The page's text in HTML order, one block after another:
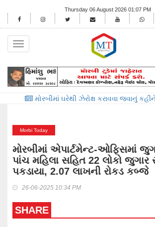
Thursday 06 August 2026 01:07 PM
Toggle
navigation
મોરબીમાં ઘરેથી ઝેરોક્ષ કરાવવા જવાનું કહીને
Morbi Today
મોરબીમાં એપાર્ટમેન્ટ-ઓફિસમાં
પાંચ મહિલા સહિત 22 લોકો જુગાર
પકડાયા, 2.07 લાખની રોકડ કબ્જે
26-06-2025 10:34 PM
SHARE